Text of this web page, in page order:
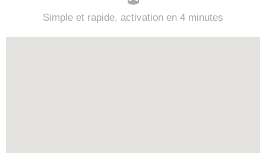
Simple et rapide, activation en 4 minutes